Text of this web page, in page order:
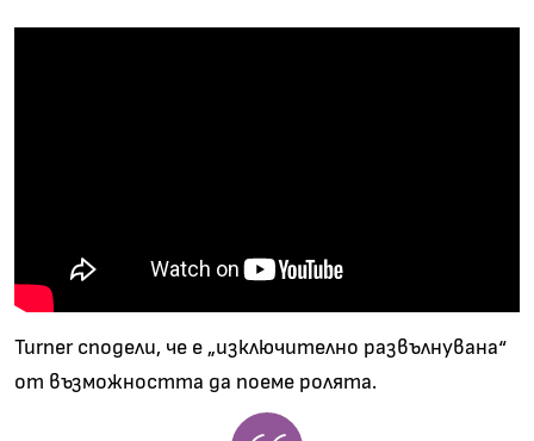
Turner сподели, че е „изключително развълнувана“
от възможността да поеме ролята.